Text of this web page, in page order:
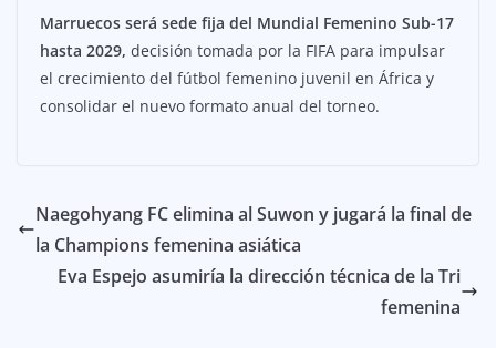
Marruecos será sede fija del Mundial Femenino Sub-17
hasta 2029, decisión tomada por la FIFA para impulsar
el crecimiento del fútbol femenino juvenil en África y
consolidar el nuevo formato anual del torneo.
Naegohyang FC elimina al Suwon y jugará la final de
la Champions femenina asiática
Eva Espejo asumiría la dirección técnica de la Tri
femenina